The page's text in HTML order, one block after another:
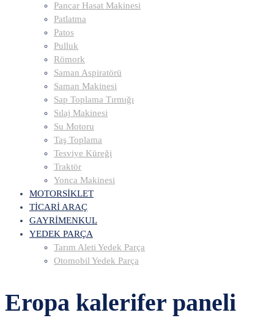
Pancar Hasat Makinesi
Patlatma
Patos
Pulluk
Römork
Saman Aspiratörü
Saman Makinesi
Sap Toplama Tırmığı
Sılaj Makinesi
Su Motoru
Taş Toplama
Tesviye Küreği
Traktör
Yonca Makinesi
MOTORSİKLET
TİCARİ ARAÇ
GAYRİMENKUL
YEDEK PARÇA
Tarım Aleti Yedek Parça
Otomobil Yedek Parça
Eropa kalerifer paneli